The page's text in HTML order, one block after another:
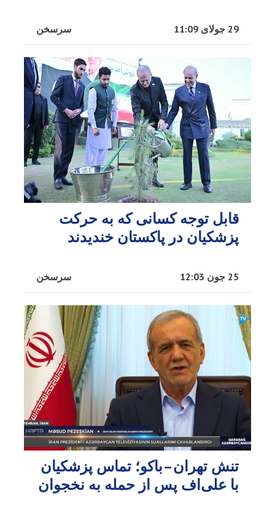
سرسخن 29 جولای 11:09
قابل توجه کسانی که به حرکت
پزشکیان در پاکستان خندیدند
سرسخن 25 جون 12:03
تنش تهران–باکو؛ تماس پزشکیان
با علی‌اف پس از حمله به نخجوان